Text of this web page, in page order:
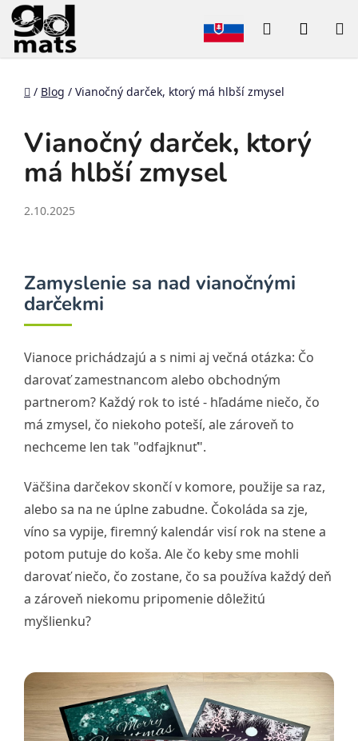
Prejsť
na
Hľadať
Domov
/ Blog / Vianočný darček, ktorý má hlbší zmysel
Vianočný darček, ktorý
má hlbší zmysel
2.10.2025
Zamyslenie sa nad vianočnými
darčekmi
Vianoce prichádzajú a s nimi aj večná otázka: Čo
darovať zamestnancom alebo obchodným
partnerom? Každý rok to isté - hľadáme niečo, čo
má zmysel, čo niekoho poteší, ale zároveň to
nechceme len tak "odfajknuť".
Väčšina darčekov skončí v komore, použije sa raz,
alebo sa na ne úplne zabudne. Čokoláda sa zje,
víno sa vypije, firemný kalendár visí rok na stene a
potom putuje do koša. Ale čo keby sme mohli
darovať niečo, čo zostane, čo sa používa každý deň
a zároveň niekomu pripomenie dôležitú
myšlienku?